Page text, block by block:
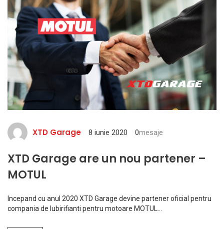
XTD Garage 8 iunie 2020 0mesaje
XTD Garage are un nou partener –
MOTUL
Incepand cu anul 2020 XTD Garage devine partener oficial pentru
compania de lubirifianti pentru motoare MOTUL…